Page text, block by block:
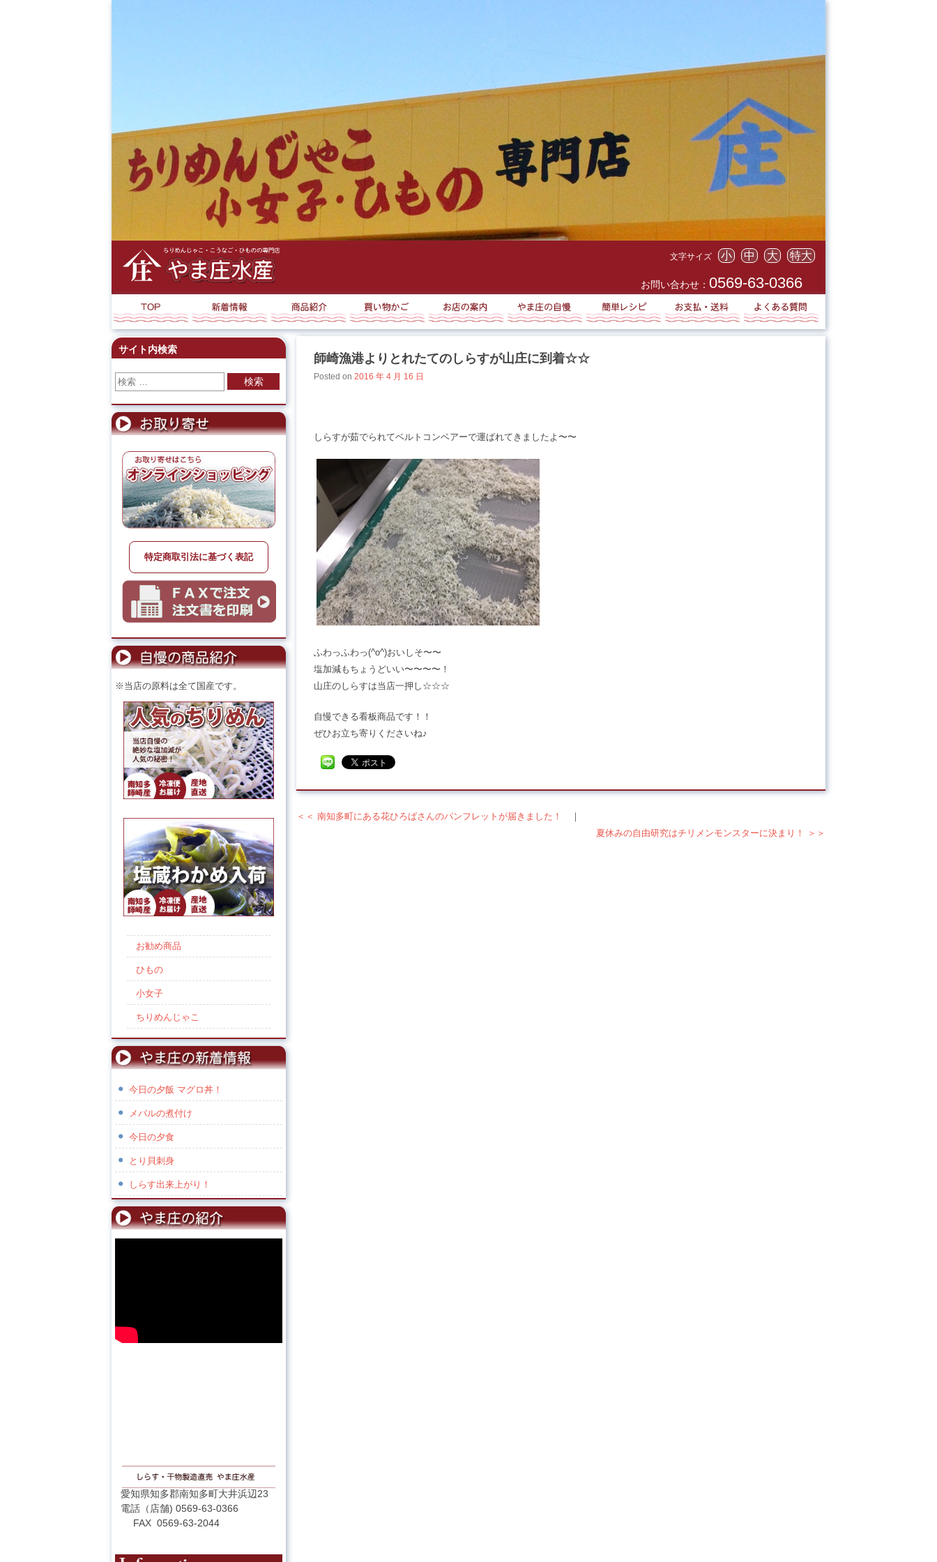
文字サイズ 小 中 大 特大
お問い合わせ： 0569-63-0366
師崎漁港よりとれたてのしらすが山庄に到着☆☆
Posted on 2016 年 4 月 16 日
しらすが茹でられてベルトコンベアーで運ばれてきましたよ〜〜
ふわっふわっ(^o^)おいしそ〜〜
塩加減もちょうどいい〜〜〜〜！
山庄のしらすは当店一押し☆☆☆
自慢できる看板商品です！！
ぜひお立ち寄りくださいね♪
投稿ナビゲーション
＜＜ 南知多町にある花ひろばさんのパンフレットが届きました！
｜
夏休みの自由研究はチリメンモンスターに決まり！ ＞＞
サイト内検索
検索
特定商取引法に基づく表記
※当店の原料は全て国産です。
お勧め商品
ひもの
小女子
ちりめんじゃこ
今日の夕飯 マグロ丼！
メバルの煮付け
今日の夕食
とり貝刺身
しらす出来上がり！
愛知県知多郡南知多町大井浜辺23
電話（店舗) 0569-63-0366
FAX 0569-63-2044